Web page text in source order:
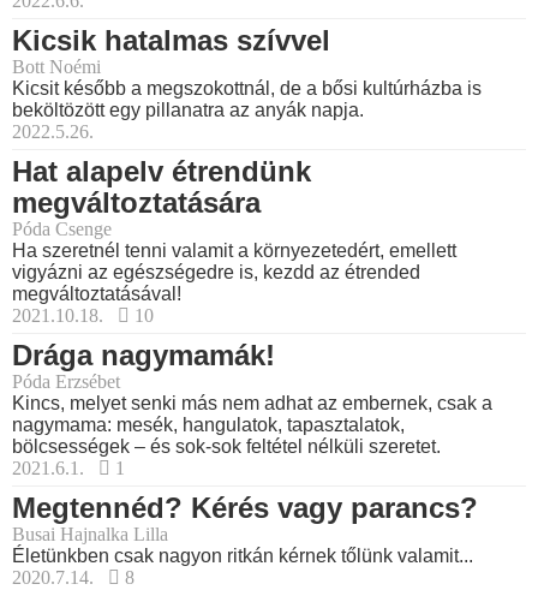
Kicsik hatalmas szívvel
Bott Noémi
Kicsit később a megszokottnál, de a bősi kultúrházba is
beköltözött egy pillanatra az anyák napja.
2022.5.26.
Hat alapelv étrendünk
megváltoztatására
Póda Csenge
Ha szeretnél tenni valamit a környezetedért, emellett
vigyázni az egészségedre is, kezdd az étrended
megváltoztatásával!
2021.10.18.
10
Drága nagymamák!
Póda Erzsébet
Kincs, melyet senki más nem adhat az embernek, csak a
nagymama: mesék, hangulatok, tapasztalatok,
bölcsességek – és sok-sok feltétel nélküli szeretet.
2021.6.1.
1
Megtennéd? Kérés vagy parancs?
Busai Hajnalka Lilla
Életünkben csak nagyon ritkán kérnek tőlünk valamit...
2020.7.14.
8